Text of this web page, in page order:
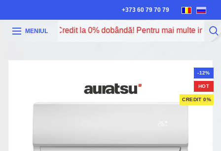
+373 60 79 70 79
MENIUL
cu Iute Credit la 0% dobândă! Pentru mai multe
-12%
HOT
CREDIT 0%